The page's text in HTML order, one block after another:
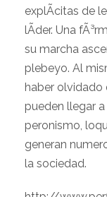
explÃ­citas de
lÃ­der. Una
su marcha
plebeyo. Al
haber olvidado
pueden llegar
peronismo,
generan
la sociedad.